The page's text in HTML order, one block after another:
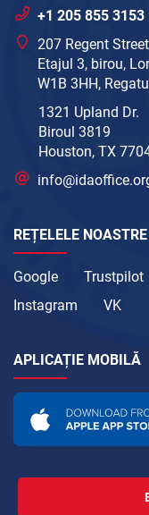
+1 205 855 3153
207 Regent Street
Etajul 3, birou,
W1B 3HH,
1321 Upland Dr.
Biroul 3819
Houston, TX
REȚELELE
Google Trustpilot
Instagram
VK
APLICAȚIE MOBILĂ